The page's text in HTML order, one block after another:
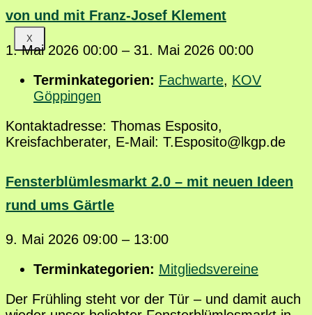
X
von und mit Franz-Josef Klement
1. Mai 2026 00:00 – 31. Mai 2026 00:00
Terminkategorien: Fachwarte, KOV
Göppingen
Kontaktadresse: Thomas Esposito,
Kreisfachberater, E-Mail: T.Esposito@lkgp.de
Fensterblümlesmarkt 2.0 – mit neuen Ideen
rund ums Gärtle
9. Mai 2026 09:00 – 13:00
Terminkategorien: Mitgliedsvereine
Der Frühling steht vor der Tür – und damit auch